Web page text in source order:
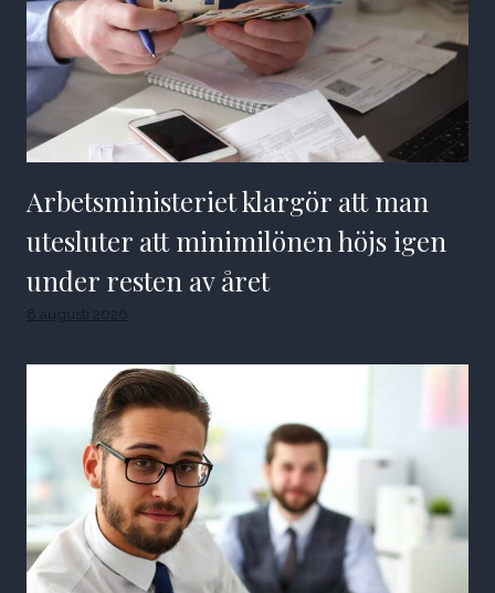
Arbetsministeriet klargör att man
utesluter att minimilönen höjs igen
under resten av året
8 augusti 2026